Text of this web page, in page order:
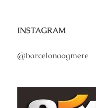
INSTAGRAM
@barcelonaogmere